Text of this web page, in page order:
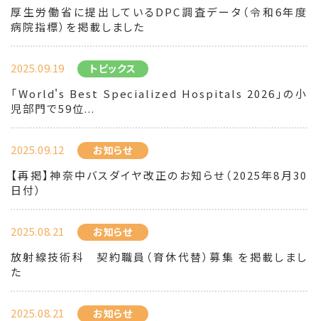
厚生労働省に提出しているDPC調査データ（令和6年度
病院指標）を掲載しました
2025.09.19 トピックス
「World's Best Specialized Hospitals 2026」の小
児部門で59位...
2025.09.12 お知らせ
【再掲】神奈中バスダイヤ改正のお知らせ（2025年8月30
日付）
2025.08.21 お知らせ
放射線技術科 契約職員（育休代替）募集 を掲載しまし
た
2025.08.21 お知らせ